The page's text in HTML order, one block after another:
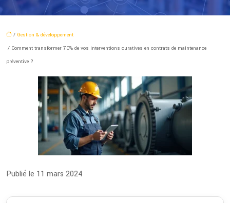
/ Gestion & développement
/ Comment transformer 70% de vos interventions curatives en contrats de maintenance
préventive ?
Publié le 11 mars 2024